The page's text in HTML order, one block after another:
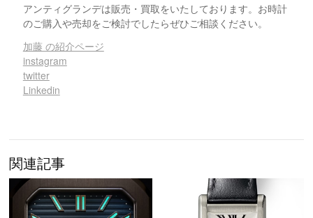
アンティグランデは販売・買取をいたしております。お時計
のご購入や売却をご検討でしたらぜひご相談ください。
加藤 の紹介ページ
instagram
twitter
Linkedin
関連記事